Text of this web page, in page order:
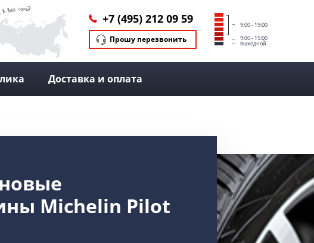
+7 (495) 212 09 59
Прошу перезвонить
9:00 - 19:00
9:00 - 15:00
выходной
Доставка и оплата
Michelin Pilot